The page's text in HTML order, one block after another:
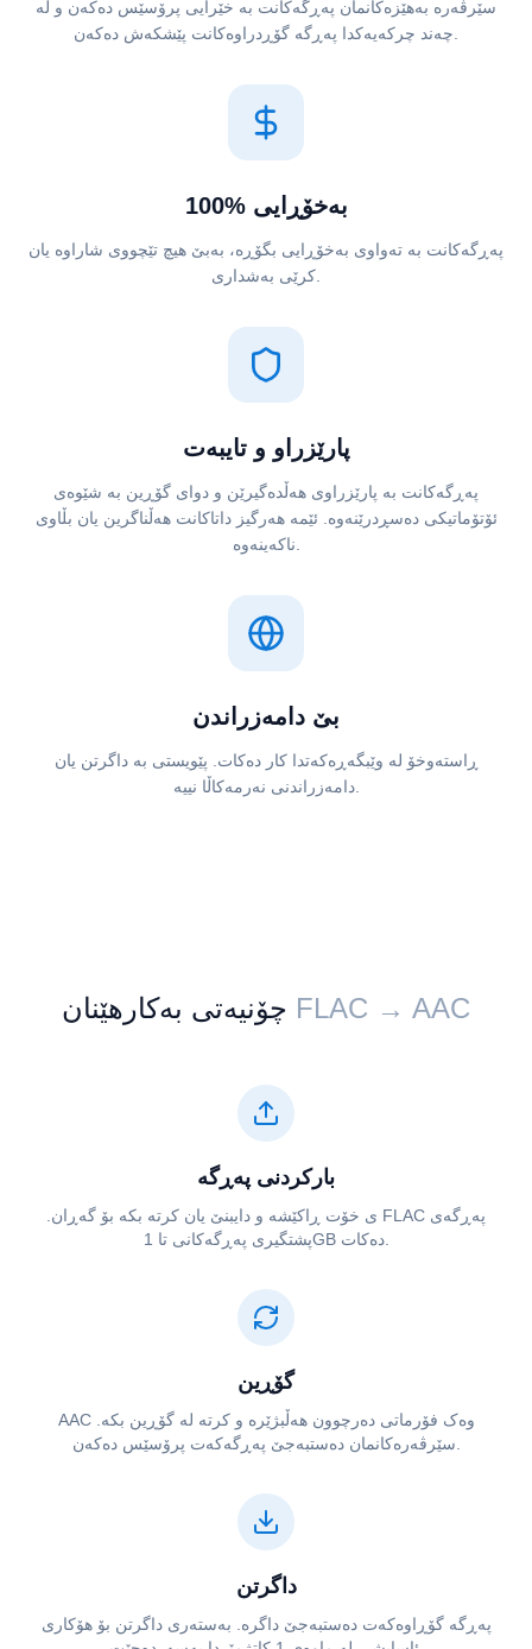
سێرڤەرە بەهێزەکانمان پەڕگەکانت بە خێرایی پرۆسێس دەکەن و لە
100% بەخۆڕایی
پەڕگەکانت بە تەواوی بەخۆڕایی بگۆڕە، بەبێ هیچ تێچووی شاراوە یان
پارێزراو و تایبەت
پەڕگەکانت بە پارێزراوی هەڵدەگیرێن و دوای گۆڕین بە شێوەی
ئۆتۆماتیکی دەسڕدرێنەوە. ئێمە هەرگیز داتاکانت هەڵناگرین یان بڵاوی
بێ دامەزراندن
ڕاستەوخۆ لە وێبگەڕەکەتدا کار دەکات. پێویستی بە داگرتن یان
دامەزراندنی نەرمەکاڵا نییە.
چۆنیەتی بەکارهێنان
بارکردنی پەڕگە
پەڕگەی ⁦⁦FLAC⁩⁩ ی خۆت ڕاکێشە و دایبنێ یان کرتە بکە بۆ گەڕان.
پشتگیری پەڕگەکانی تا 1GB دەکات.
گۆڕین
داگرتن
پەڕگە گۆڕاوەکەت دەستبەجێ داگرە. بەستەری داگرتن بۆ هۆکاری